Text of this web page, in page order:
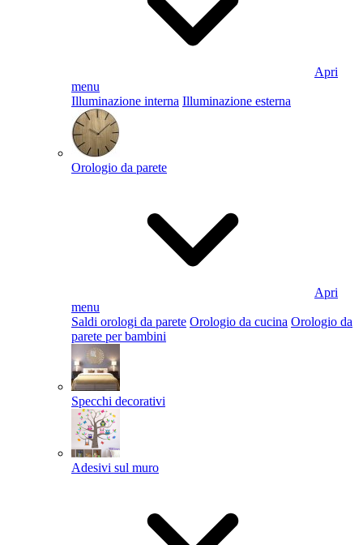
Apri
menu
Illuminazione interna Illuminazione esterna
Orologio da parete
Apri
menu
Saldi orologi da parete Orologio da cucina Orologio da
parete per bambini
Specchi decorativi
Adesivi sul muro